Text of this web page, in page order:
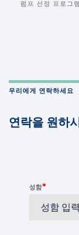
펌프 선정 프로그램
우리에게 연락하세요
연락을 원하
성함*